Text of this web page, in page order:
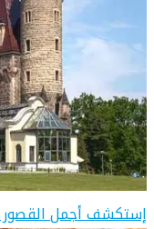
إستكشف أجمل القصور